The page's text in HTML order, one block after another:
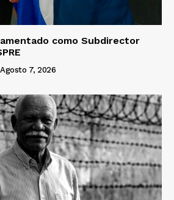
como Subdirector
Agosto 7, 2026